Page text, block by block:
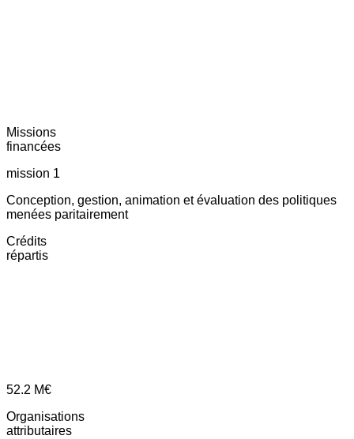
Missions
financées
mission 1
Conception, gestion, animation et évaluation des politiques
menées paritairement
Crédits
répartis
52.2 M€
Organisations
attributaires